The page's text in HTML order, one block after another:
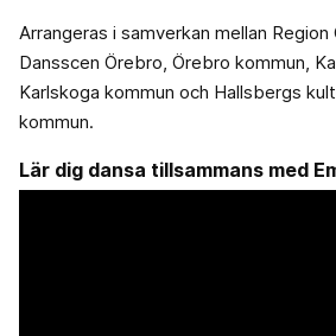
Arrangeras i samverkan mellan Region
Dansscen Örebro, Örebro kommun,
Karlskoga kommun och Hallsbergs
kommun.
Lär dig dansa tillsammans med